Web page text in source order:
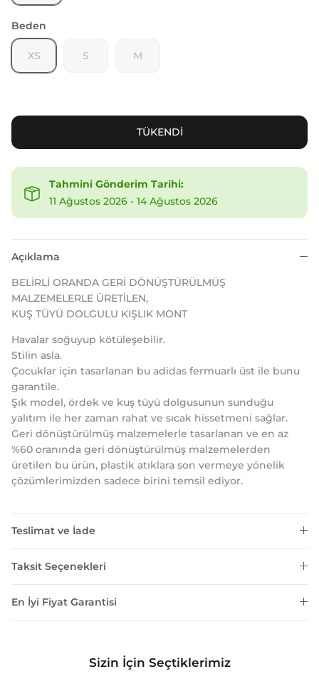
Beden
XS S M
TÜKENDİ
Tahmini Gönderim Tarihi:
11 Ağustos 2026 - 14 Ağustos 2026
Açıklama
BELİRLİ ORANDA GERİ DÖNÜŞTÜRÜLMÜŞ
MALZEMELERLE ÜRETİLEN,
KUŞ TÜYÜ DOLGULU KIŞLIK MONT
Havalar soğuyup kötüleşebilir.
Stilin asla.
Çocuklar için tasarlanan bu adidas fermuarlı üst ile bunu
garantile.
Şık model, ördek ve kuş tüyü dolgusunun sunduğu
yalıtım ile her zaman rahat ve sıcak hissetmeni sağlar.
Geri dönüştürülmüş malzemelerle tasarlanan ve en az
%60 oranında geri dönüştürülmüş malzemelerden
üretilen bu ürün, plastik atıklara son vermeye yönelik
çözümlerimizden sadece birini temsil ediyor.
Teslimat ve İade
Taksit Seçenekleri
En İyi Fiyat Garantisi
Sizin İçin Seçtiklerimiz